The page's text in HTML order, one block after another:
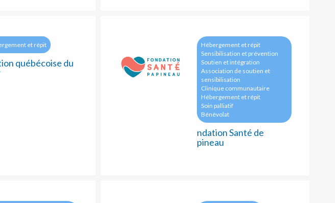
et répit
québécoise du
Hébergement et répit
Sensibilisation et prévention
Soutien et intégration
Association de soutien et
sensibilisation
Clinique communautaire
Hébergement et répit
Soin palliatif
Bénévolat
Fondation Santé de
Papineau